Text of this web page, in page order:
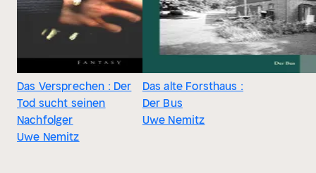
Das Versprechen : Der
Tod sucht seinen
Nachfolger
Uwe Nemitz
Das alte Forsthaus :
Der Bus
Uwe Nemitz